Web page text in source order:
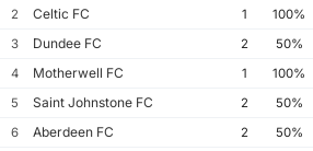
2
Celtic FC 1 100%
3
Dundee FC 2 50%
4
Motherwell FC 1 100%
5
Saint Johnstone FC 2 50%
6
Aberdeen FC 2 50%